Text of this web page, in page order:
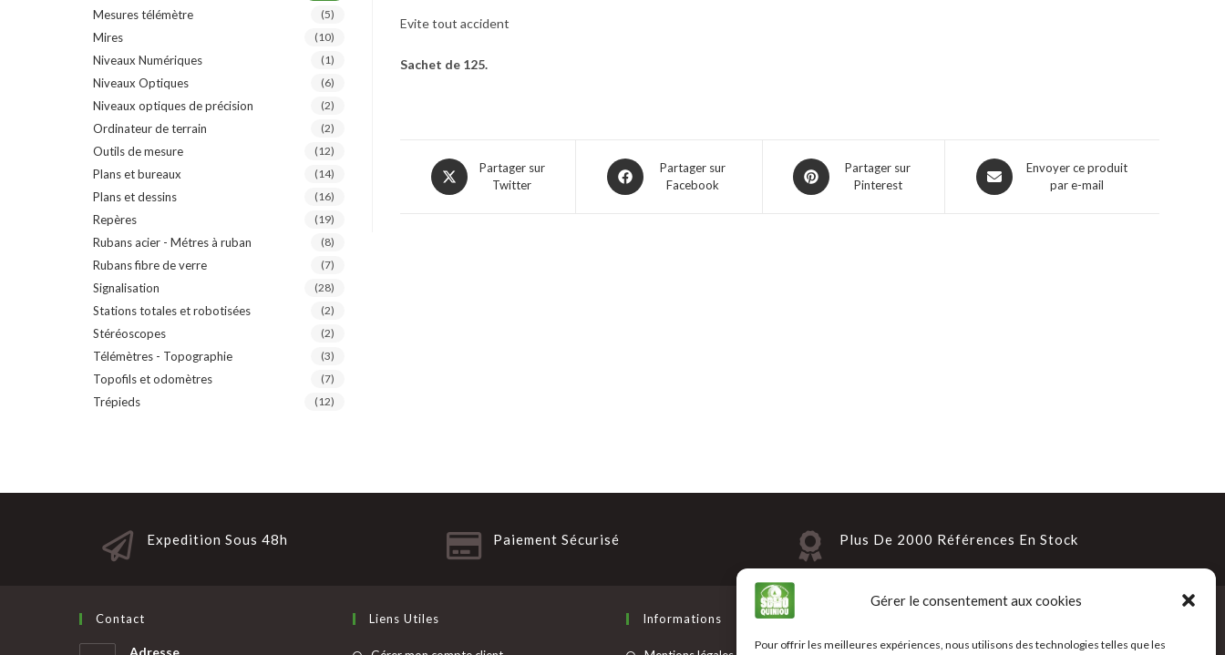
Gérer le consentement aux cookies
Pour offrir les meilleures expériences, nous utilisons des technologies telles que les
Evite tout accident
Sachet de 125.
Partager sur
Twitter
Partager sur
Facebook
Partager sur
Pinterest
Envoyer ce produit
par e-mail
Mesures télémètre (5)
Mires (10)
Niveaux Numériques (1)
Niveaux Optiques (6)
Niveaux optiques de précision (2)
Ordinateur de terrain (2)
Outils de mesure (12)
Plans et bureaux (14)
Plans et dessins (16)
Repères (19)
Rubans acier - Métres à ruban (8)
Rubans fibre de verre (7)
Signalisation (28)
Stations totales et robotisées (2)
Stéréoscopes (2)
Télémètres - Topographie (3)
Topofils et odomètres (7)
Trépieds (12)
Expedition Sous 48h Paiement Sécurisé Plus De 2000 Références En Stock
Contact
Adresse
Liens Utiles Informations